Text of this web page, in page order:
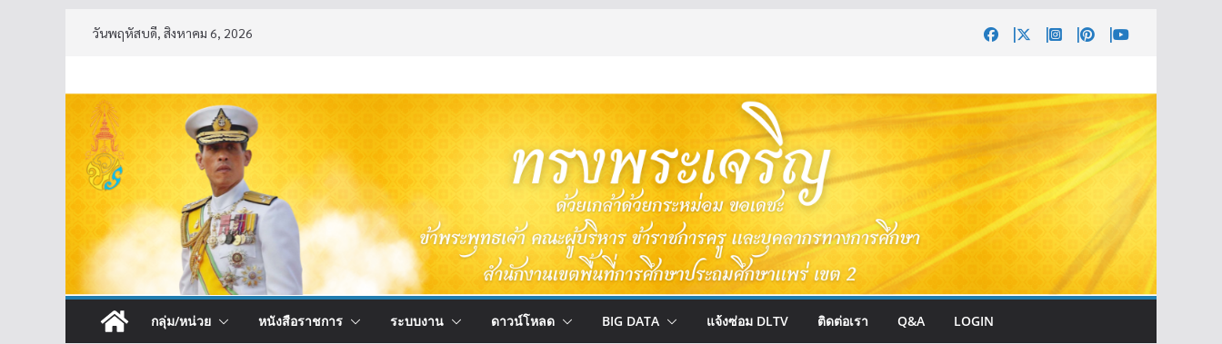
วันพฤหัสบดี, สิงหาคม 6, 2026
กลุ่ม/หน่วย หนังสือราชการ ระบบงาน ดาวน์โหลด BIG DATA แจ้งซ่อม DLTV ติดต่อเรา Q&A LOGIN